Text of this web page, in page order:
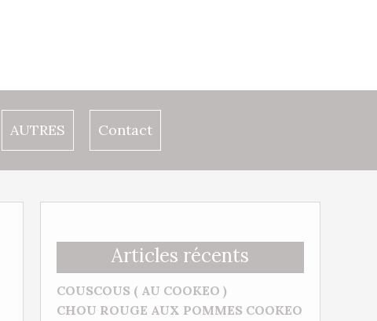
AUTRES Contact
Articles récents
COUSCOUS ( AU COOKEO )
CHOU ROUGE AUX POMMES COOKEO